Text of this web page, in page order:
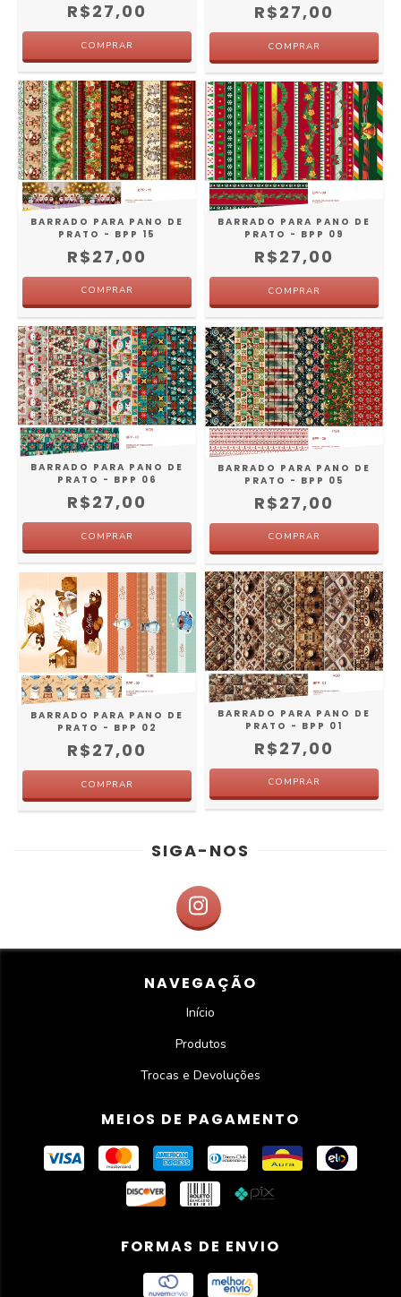
R$27,00 R$27,00
BARRADO PARA PANO DE
PRATO - BPP 15
R$27,00
BARRADO PARA PANO DE
PRATO - BPP 09
R$27,00
BARRADO PARA PANO DE
PRATO - BPP 06
R$27,00
BARRADO PARA PANO DE
PRATO - BPP 05
R$27,00
BARRADO PARA PANO DE
PRATO - BPP 02
R$27,00
BARRADO PARA PANO DE
PRATO - BPP 01
R$27,00
SIGA-NOS
NAVEGAÇÃO
Início
Produtos
Trocas e Devoluções
MEIOS DE PAGAMENTO
FORMAS DE ENVIO